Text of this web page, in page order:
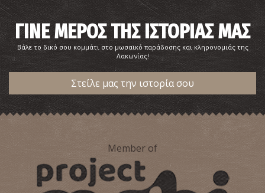
ΓΙΝΕ ΜΕΡΟΣ ΤΗΣ ΙΣΤΟΡΙΑΣ ΜΑΣ
Βάλε το δικό σου κομμάτι στο μωσαϊκό παράδοσης και κληρονομιάς της
Λακωνίας!
Στείλε μας την ιστορία σου
Member of